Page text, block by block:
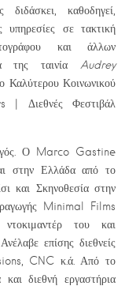
καθοδηγεί,
υπηρεσίες σε τακτική
και άλλων
της ταινία Audrey
Καλύτερου Κοινωνικού
Διεθνές Φεστιβάλ
Ο Marco Gastine
στην Ελλάδα από το
και Σκηνοθεσία στην
Minimal Films
του και
επίσης διεθνείς
CNC κ.ά. Από το
διεθνή εργαστήρια